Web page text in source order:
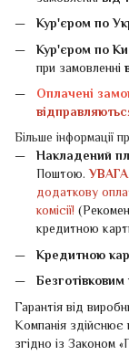
Кур'єром по
Кур'єром по
при замовленні
Оплачені
Більше інформації
Накладений
Поштою.
додаткову
комісії!
кредитною
Кредитною
Гарантія від
Компанія здійснює
згідно із Законом «